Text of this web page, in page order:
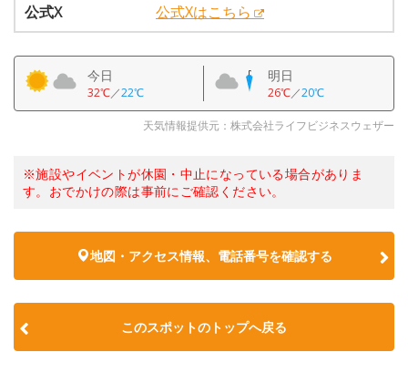
公式X
公式Xはこちら
今日
32℃／22℃
明日
26℃／20℃
天気情報提供元：株式会社ライフビジネスウェザー
※施設やイベントが休園・中止になっている場合がありま
す。おでかけの際は事前にご確認ください。
地図・アクセス情報、電話番号を確認する
このスポットのトップへ戻る